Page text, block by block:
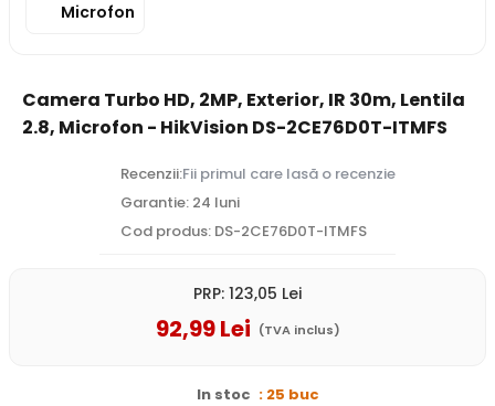
Microfon
Camera Turbo HD, 2MP, Exterior, IR 30m, Lentila
2.8, Microfon - HikVision DS-2CE76D0T-ITMFS
Recenzii:Fii primul care lasă o recenzie
Garantie: 24 luni
Cod produs: DS-2CE76D0T-ITMFS
PRP: 123,05 Lei
92,99Lei (TVA inclus)
In stoc : 25 buc